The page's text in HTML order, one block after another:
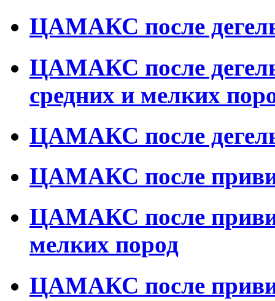
ЦАМАКС после
ЦАМАКС после
средних и мелких
ЦАМАКС после
ЦАМАКС после
ЦАМАКС после
мелких пород
ЦАМАКС после